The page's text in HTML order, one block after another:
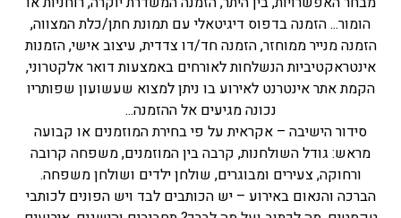
הומור... הזמנה בדפוס דיגיטאלי עם תמונת חתן/כלת המצווה,
הזמנה מנייר ממוחזר, הזמנה חד/דו צדדית, עיצוב אישי, הזמנות
אינטראקטיביות הנשלחות לאורחים באמצעות דואר אלקטרוני,
הקמת אתר אינטרנט לאירוע בו ניתן למצוא שעשועון שפותריו
נכונה מגיעים אל ההזמנה...
סידור הישיבה – אקראית על פי בחירת המוזמנים או קבועה
מראש: גודל השולחנות, קרבה בין המוזמנים, משפחה קרובה
ורחוקה, צעירים ומבוגרים, שולחן ילדים ושולחן משפחה.
הברכה והנאום באירוע – יש הכותבים לבד ויש הפונים לכותבי